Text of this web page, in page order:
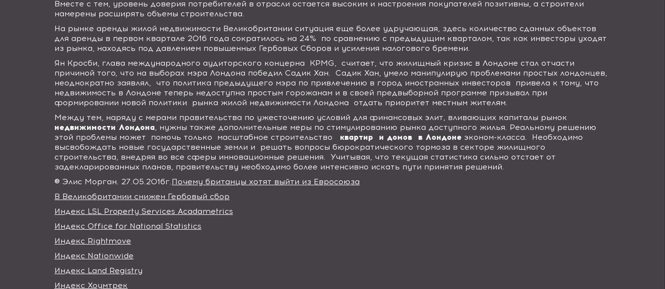
Вместе с тем, уровень доверия потребителей в отрасли остается высоким и настроения покупателей позитивны, а строители
намерены расширять объемы строительства.
На рынке аренды жилой недвижимости Великобритании ситуация еще более удручающая, здесь количество сданных объектов
для аренды в первом квартале 2016 года сократилось на 24%
по сравнению с предыдущим кварталом, так как инвесторы уходят
из рынка, находясь под давлением повышенных Гербовых Сборов и усиления налогового бремени.
Ян Кросби, глава международного аудиторского концерна
KPMG,
считает, что жилищный кризис в Лондоне стал отчасти
причиной того, что на выборах мэра Лондона победил Садик Хан. Садик Хан, умело манипулирую проблемами простых лондонцев,
неоднократно заявлял,
что политика предыдущего мэра по привлечению в город иностранных инвесторов
привела к тому, что
недвижимость в Лондоне теперь недоступна простым горожанам и в своей предвыборной программе призывал при
формировании новой политики
рынка жилой недвижимости Лондона
отдать приоритет местным жителям.
Между тем, наряду с мерами правительства по ужесточению условий для финансовых элит, вливающих капиталы рынок
недвижимости Лондона, нужны также дополнительные меры по стимулированию рынка доступного жилья. Реальному решению
этой проблемы может
помочь только масштабное строительство квартир и домов в Лондоне эконом-класса.
Необходимо
высвобождать новые государственные земли и
решать вопросы бюрократического тормоза в секторе жилищного
строительства, внедряя во все сферы инновационные решения.
Учитывая, что текущая статистика сильно отстает от
задекларированных планов, правительству необходимо более интенсивно искать пути принятия решений.
® Элис Морган. 27.05.2016г.Почему британцы хотят выйти из Евросоюза
В Великобритании снижен Гербовый сбор
Индекс LSL Property Services Acadametrics
Индекс Office for National Statistics
Индекс Rightmove
Индекс Nationwide
Индекс Land Registry
Индекс Хоумтрек